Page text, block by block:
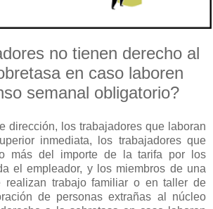
no tienen derecho al
en caso laboren
semanal obligatorio?
dirección, los trabajadores que laboran
inmediata, los trabajadores que
más del importe de la tarifa por los
el empleador, y los miembros de una
realizan trabajo familiar o en taller de
de personas extrañas al núcleo